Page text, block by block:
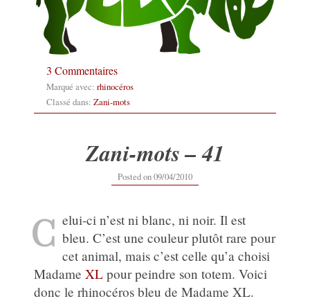
3 Commentaires
Marqué avec: rhinocéros
Classé dans: Zani-mots
Zani-mots – 41
Posted on09/04/201016/09/2019
C elui-ci n’est ni blanc, ni noir. Il est
bleu. C’est une couleur plutôt rare pour
cet animal, mais c’est celle qu’a choisi
MadameXL pour peindre son totem. Voici
donc le rhinocéros bleu de Madame XL.